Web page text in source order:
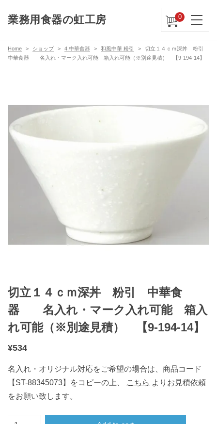
業務用食器の虹工房 0
Home ショップ 4.中華食器 和風中華 粉引
切立１４ｃｍ深丼 粉引
中華食器 名入れ・マーク入れ可能 箱入れ可能（※別途見積） 【9-194-14】
切立１４ｃｍ深丼 粉引 中華食
器 名入れ・マーク入れ可能 箱入
れ可能（※別途見積） 【9-194-14】
¥534
名入れ・オリジナル対応をご希望の場合は、商品コード
【ST-88345073】をコピーの上、
こちら よりお見積依頼
をお願い致します。
切